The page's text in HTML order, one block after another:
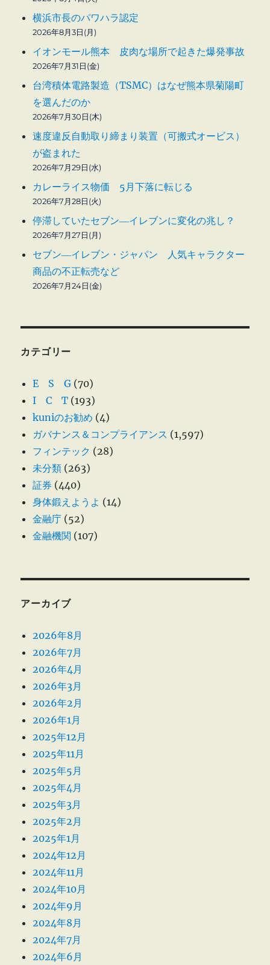
横浜市長のパワハラ認定
2026年8月3日(月)
イオンモール熊本 皮肉な場所で起きた爆発事故
2026年7月31日(金)
台湾積体電路製造（TSMC）はなぜ熊本県菊陽町
を選んだのか
2026年7月30日(木)
速度違反自動取り締まり装置（可搬式オービス）
が盗まれた
2026年7月29日(水)
カレーライス物価 5月下落に転じる
2026年7月28日(火)
停滞していたセブン―イレブンに変化の兆し？
2026年7月27日(月)
セブン―イレブン・ジャパン 人気キャラクター
商品の不正転売など
2026年7月24日(金)
カテゴリー
E S G (70)
I C T (193)
kuniのお勧め (4)
ガバナンス＆コンプライアンス (1,597)
フィンテック (28)
未分類 (263)
証券 (440)
身体鍛えようよ (14)
金融庁 (52)
金融機関 (107)
アーカイブ
2026年8月
2026年7月
2026年4月
2026年3月
2026年2月
2026年1月
2025年12月
2025年11月
2025年5月
2025年4月
2025年3月
2025年2月
2025年1月
2024年12月
2024年11月
2024年10月
2024年9月
2024年8月
2024年7月
2024年6月